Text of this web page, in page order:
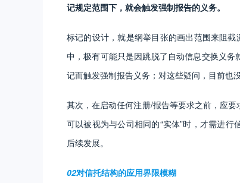
记规定范围下，就会触发强制报告的义务。
标记的设计，就是纲举目张的画出范围来阻
中，极有可能只是因跳脱了自动信息交换义
记而触发强制报告义务；对这些疑问，目前也
其次，在启动任何注册/报告等要求之前，应
可以被视为与公司相同的“实体”时，才需进
后续发展。
02对信托结构的应用界限模糊